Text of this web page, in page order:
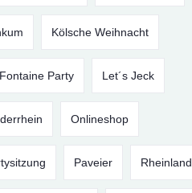
Kölsche Weihnacht
Party Let´s Jeck
Onlineshop
Paveier Rheinland